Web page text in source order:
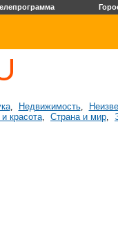
, Недвижимость,
красота, Страна и мир,